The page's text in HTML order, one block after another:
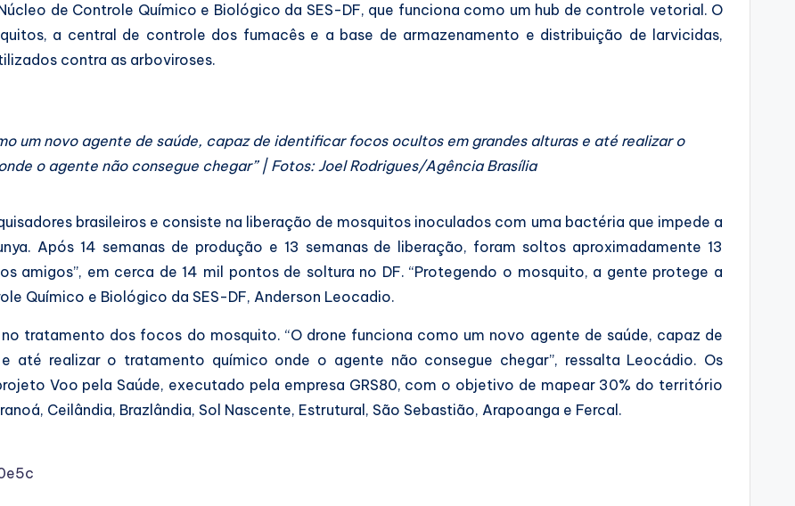
de Controle Químico e Biológico da SES-DF, que funciona como um hub de controle vetorial. O
a central de controle dos fumacês e a base de armazenamento e distribuição de larvicidas,
contra as arboviroses.
um novo agente de saúde, capaz de identificar focos ocultos em grandes alturas e até realizar o
o agente não consegue chegar” | Fotos: Joel Rodrigues/Agência Brasília
brasileiros e consiste na liberação de mosquitos inoculados com uma bactéria que impede a
Após 14 semanas de produção e 13 semanas de liberação, foram soltos aproximadamente 13
amigos”, em cerca de 14 mil pontos de soltura no DF. “Protegendo o mosquito, a gente protege a
Químico e Biológico da SES-DF, Anderson Leocadio.
tratamento dos focos do mosquito. “O drone funciona como um novo agente de saúde, capaz de
até realizar o tratamento químico onde o agente não consegue chegar”, ressalta Leocádio. Os
Voo pela Saúde, executado pela empresa GRS80, com o objetivo de mapear 30% do território
Ceilândia, Brazlândia, Sol Nascente, Estrutural, São Sebastião, Arapoanga e Fercal.